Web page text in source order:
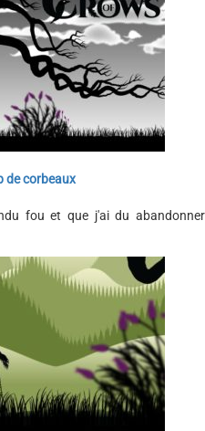
de corbeaux
fou et que j'ai du abandonner